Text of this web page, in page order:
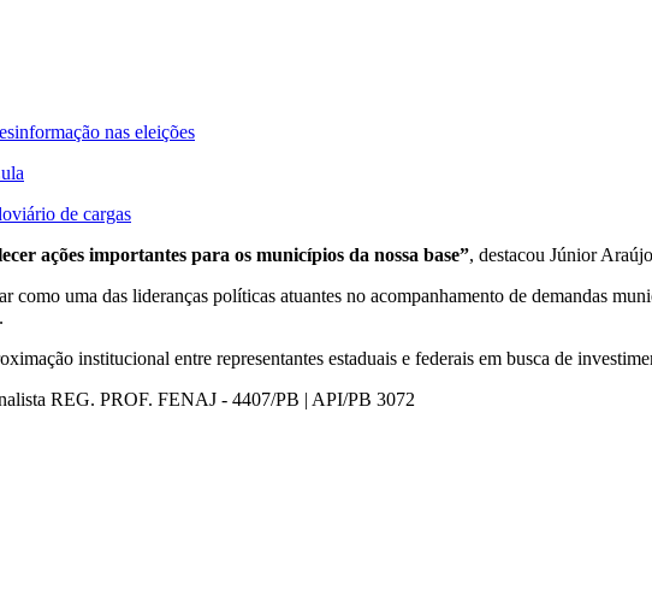
nas eleições
de cargas
ações importantes para os municípios da nossa base”, destacou Júnior
uma das lideranças políticas atuantes no acompanhamento de demandas
institucional entre representantes estaduais e federais em busca de
REG. PROF. FENAJ - 4407/PB | API/PB 3072